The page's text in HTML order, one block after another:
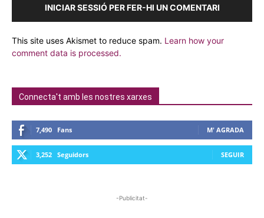
INICIAR SESSIÓ PER FER-HI UN COMENTARI
This site uses Akismet to reduce spam. Learn how your
comment data is processed.
Connecta't amb les nostres xarxes
7,490 Fans M' AGRADA
3,252 Seguidors SEGUIR
-Publicitat-